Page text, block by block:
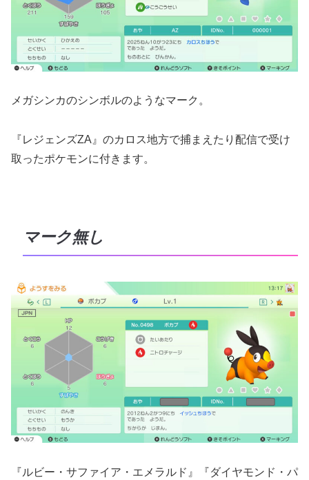
メガシンカのシンボルのようなマーク。
『レジェンズZA』のカロス地方で捕まえたり配信で受け
取ったポケモンに付きます。
マーク無し
『ルビー・サファイア・エメラルド』『ダイヤモンド・パ